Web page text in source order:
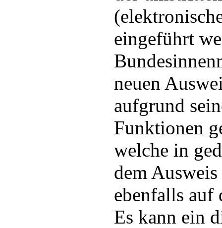
eingeführt
neuen
aufgrund
Funktionen
welche in
dem
ebenfalls auf
Es kann ein